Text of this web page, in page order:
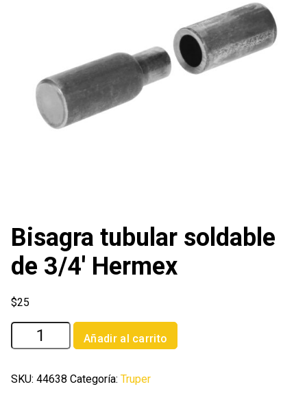
Bisagra tubular soldable
de 3/4′ Hermex
$25
Bisagra
tubular
de
Añadir al carrito
SKU: 44638 Categoría: Truper